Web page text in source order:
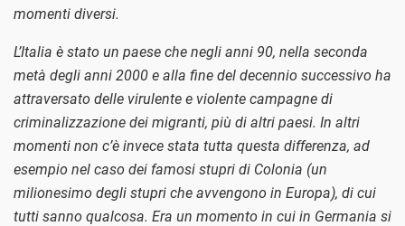
momenti diversi.
L’Italia è stato un paese che negli anni 90, nella seconda
metà degli anni 2000 e alla fine del decennio successivo ha
attraversato delle virulente e violente campagne di
criminalizzazione dei migranti, più di altri paesi. In altri
momenti non c’è invece stata tutta questa differenza, ad
esempio nel caso dei famosi stupri di Colonia (un
milionesimo degli stupri che avvengono in Europa), di cui
tutti sanno qualcosa. Era un momento in cui in Germania si